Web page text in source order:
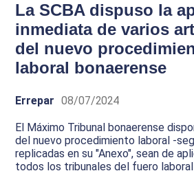
La SCBA dispuso la
inmediata de varios
del nuevo
laboral bonaerense
Errepar 08/07/2024
El Máximo Tribunal bonaerense
del nuevo procedimiento laboral -
replicadas en su "Anexo", sean de
todos los tribunales del fuero laboral